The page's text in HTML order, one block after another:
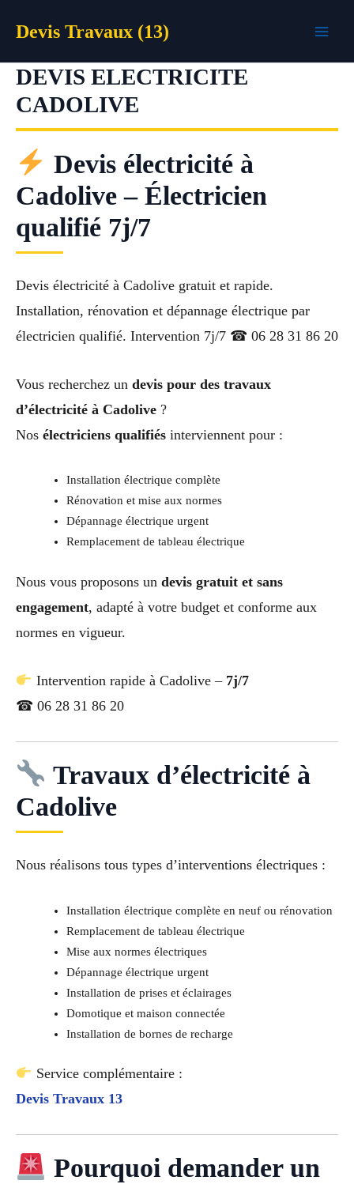
Devis Travaux (13)
DEVIS ELECTRICITE
CADOLIVE
Devis électricité à
Cadolive – Électricien
qualifié 7j/7
Devis électricité à Cadolive gratuit et rapide.
Installation, rénovation et dépannage électrique par
électricien qualifié. Intervention 7j/7 ☎ 06 28 31 86 20
Vous recherchez un devis pour des travaux
d’électricité à Cadolive ?
Nos électriciens qualifiés interviennent pour :
Installation électrique complète
Rénovation et mise aux normes
Dépannage électrique urgent
Remplacement de tableau électrique
Nous vous proposons un devis gratuit et sans
engagement, adapté à votre budget et conforme aux
normes en vigueur.
Intervention rapide à Cadolive – 7j/7
☎ 06 28 31 86 20
Travaux d’électricité à
Cadolive
Nous réalisons tous types d’interventions électriques :
Installation électrique complète en neuf ou rénovation
Remplacement de tableau électrique
Mise aux normes électriques
Dépannage électrique urgent
Installation de prises et éclairages
Domotique et maison connectée
Installation de bornes de recharge
Service complémentaire :
Devis Travaux 13
Pourquoi demander un